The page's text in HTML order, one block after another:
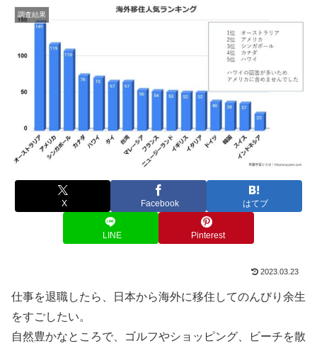
調査結果
X Facebook はてブ
LINE Pinterest
2023.03.23
仕事を退職したら、日本から海外に移住してのんびり余生
をすごしたい。
自然豊かなところで、ゴルフやショッピング、ビーチを散